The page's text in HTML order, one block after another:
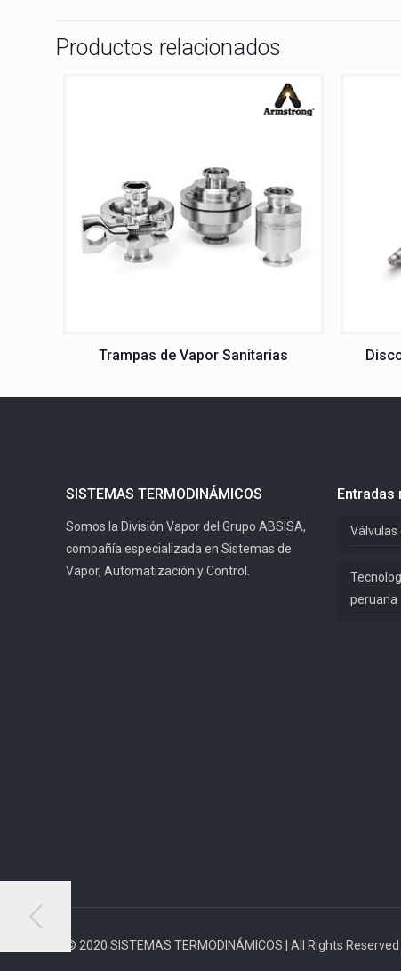
Productos relacionados
Trampas de Vapor Sanitarias
SISTEMAS TERMODINÁMICOS
Somos la División Vapor del Grupo ABSISA,
compañía especializada en Sistemas de
Vapor, Automatización y Control.
Entradas
Válvulas
peruana
© 2020 SISTEMAS TERMODINÁMICOS | All Rights